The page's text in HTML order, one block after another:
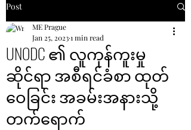
Post
UNODC ၏ လူကုန်ကူးမှု
ဆိုင်ရာ အစီရင်ခံစာ ထုတ်
ဝေခြင်း အခမ်းအနားသို့
တက်ရောက်
ME Prague
Jan 25, 20231 min read